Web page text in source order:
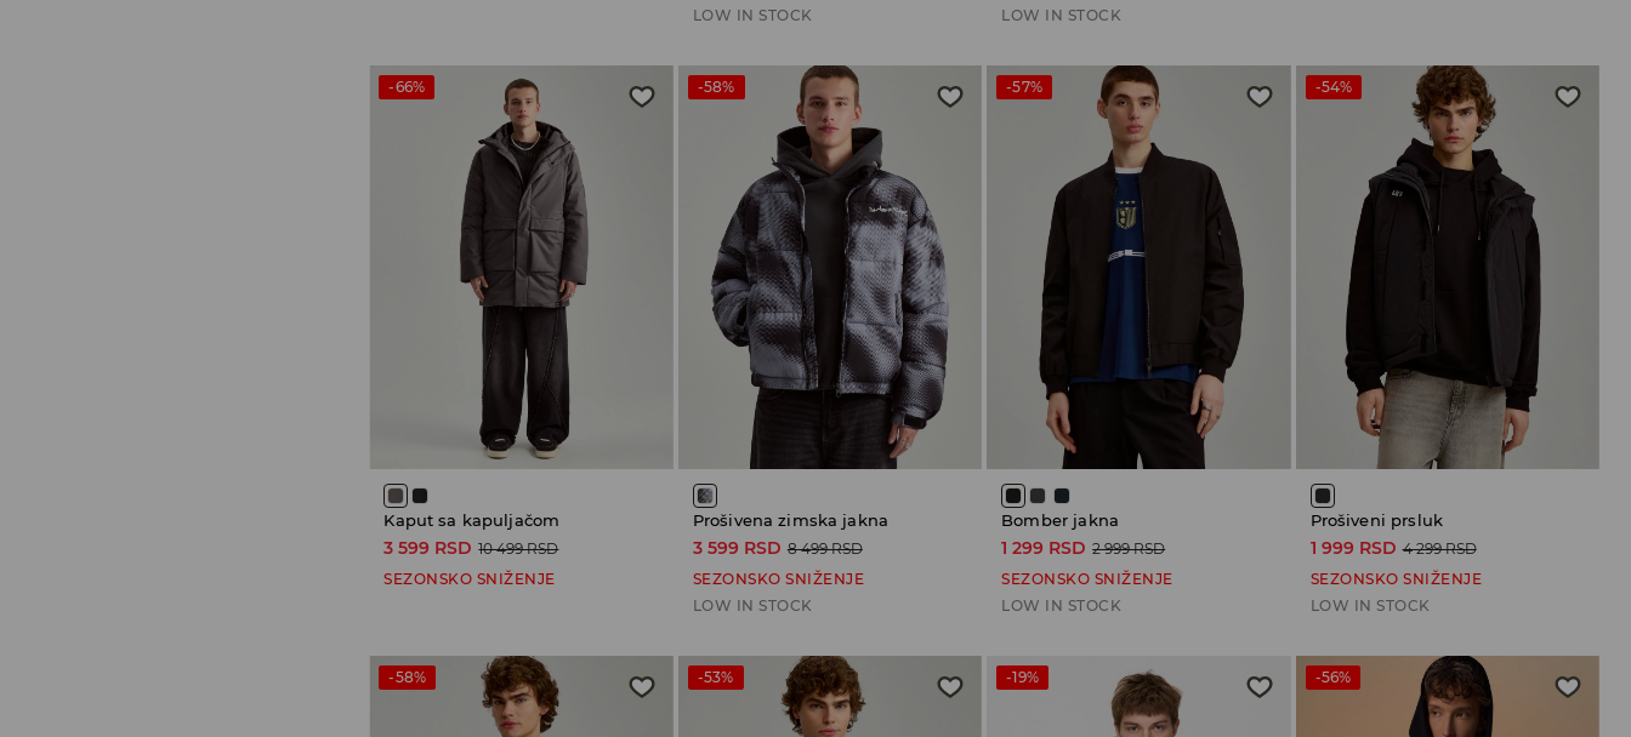
LOW IN STOCK
LOW IN STOCK
-66%
Kaput sa kapuljačom
3 599 RSD 10 499 RSD
SEZONSKO SNIŽENJE
-58%
Prošivena zimska jakna
3 599 RSD 8 499 RSD
SEZONSKO SNIŽENJE
LOW IN STOCK
-57%
Bomber jakna
1 299 RSD 2 999 RSD
SEZONSKO SNIŽENJE
LOW IN STOCK
-54%
Prošiveni prsluk
1 999 RSD 4 299 RSD
SEZONSKO SNIŽENJE
LOW IN STOCK
-58% -53% -19% -56%